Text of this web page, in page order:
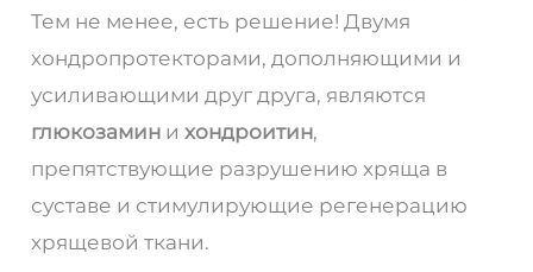
Тем не менее, есть решение! Двумя
хондропротекторами, дополняющими и
усиливающими друг друга, являются
глюкозамин ихондроитин,
препятствующие разрушению хряща в
суставе и стимулирующие регенерацию
хрящевой ткани.